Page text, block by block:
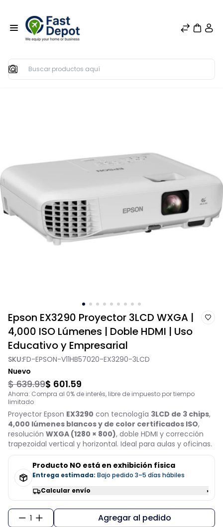
Buscar
Epson EX3290 Proyector 3LCD WXGA |
4,000 ISO Lúmenes | Doble HDMI | Uso
Educativo y Empresarial
SKU:FD-EPSON-V11HB57020-EX3290-3LCD
Nuevo
$ 639.99$ 601.59
Ahorra: Compra al 0% de interés, libre de impuesto por tiempo
limitado
Proyector Epson EX3290 con tecnología 3LCD de 3 chips,
4,000 lúmenes blancos y de color certificados ISO,
resolución WXGA (1280 × 800), doble HDMI y corrección
trapezoidal vertical y horizontal. Ideal para aulas y oficinas.
Producto NO está en exhibición física
Entrega estimada: Bajo pedido 3–5 días hábiles
Calcular envío
›
1 Agregar al pedido